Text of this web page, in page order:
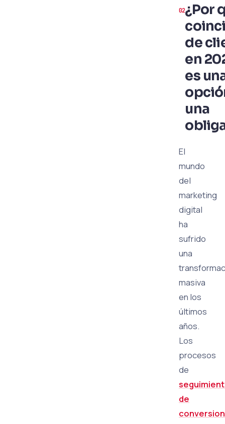
¿Por
de
en
es
una
El
mundo
del
marketing
digital
ha
sufrido
una
masiva
en los
últimos
años.
Los
procesos
de
de